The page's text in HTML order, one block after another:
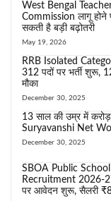
West Bengal
Commission लागू होने
सकती है बड़ी बढ़ोतरी
May 19, 2026
RRB Isolated
312 पदों पर भर्ती शुरू,
मौका
December 30, 2025
13 साल की उम्र में
Suryavanshi Net
December 30, 2025
SBOA Public
Recruitment 2026-
पर आवेदन शुरू, सैलरी